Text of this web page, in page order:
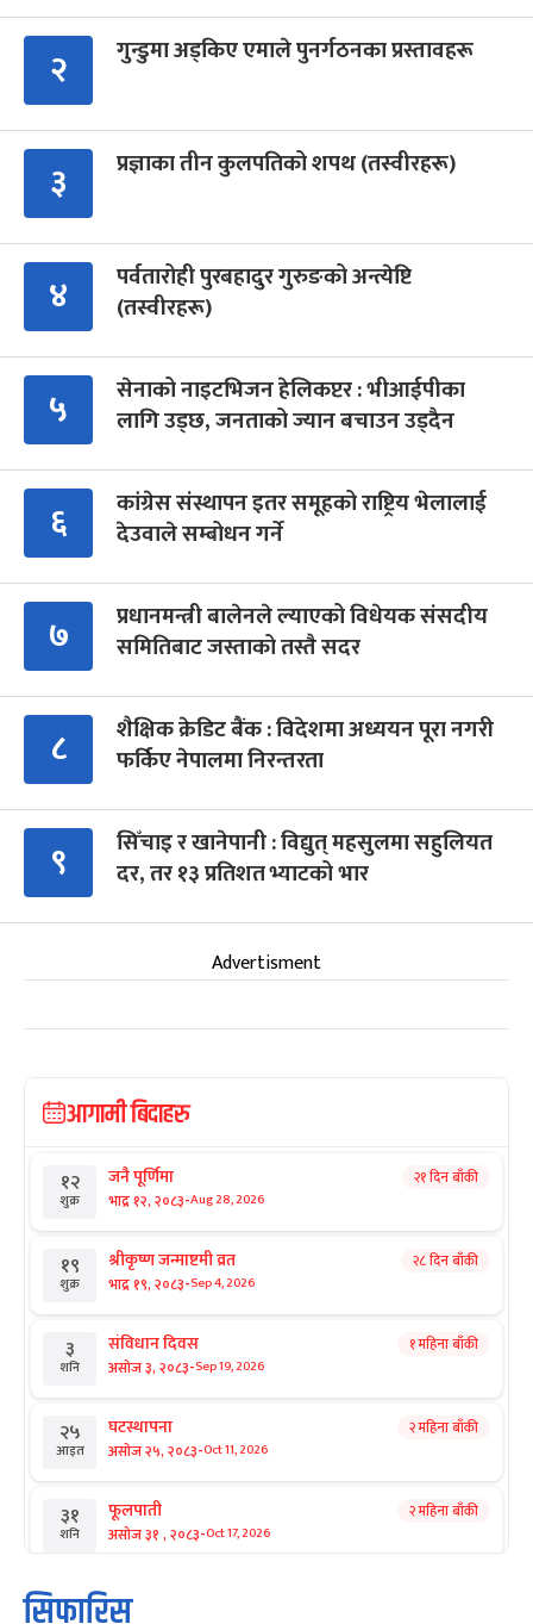
२ गुन्डुमा अड्किए एमाले पुनर्गठनका प्रस्तावहरू
३ प्रज्ञाका तीन कुलपतिको शपथ (तस्वीरहरू)
४
पर्वतारोही पुरबहादुर गुरुङको अन्त्येष्टि
(तस्वीरहरू)
५
सेनाको नाइटभिजन हेलिकप्टर : भीआईपीका
लागि उड्छ, जनताको ज्यान बचाउन उड्दैन
६
कांग्रेस संस्थापन इतर समूहको राष्ट्रिय भेलालाई
देउवाले सम्बोधन गर्ने
७
प्रधानमन्त्री बालेनले ल्याएको विधेयक संसदीय
समितिबाट जस्ताको तस्तै सदर
८
शैक्षिक क्रेडिट बैंक : विदेशमा अध्ययन पूरा नगरी
फर्किए नेपालमा निरन्तरता
९
सिँचाइ र खानेपानी : विद्युत् महसुलमा सहुलियत
दर, तर १३ प्रतिशत भ्याटको भार
Advertisment
आगामी बिदाहरु
१२
शुक्र
जनै पूर्णिमा
भाद्र १२, २०८३-Aug 28, 2026
२१ दिन बाँकी
१९
शुक्र
श्रीकृष्ण जन्माष्टमी व्रत
भाद्र १९, २०८३-Sep 4, 2026
२८ दिन बाँकी
३
शनि
संविधान दिवस
असोज ३, २०८३-Sep 19, 2026
१ महिना बाँकी
२५
आइत
घटस्थापना
असोज २५, २०८३-Oct 11, 2026
२ महिना बाँकी
३१
शनि
फूलपाती
असोज ३१ , २०८३-Oct 17, 2026
२ महिना बाँकी
१
आइत
कार्तिक सङ्क्रान्ति
कार्तिक १, २०८३
सिफारिस